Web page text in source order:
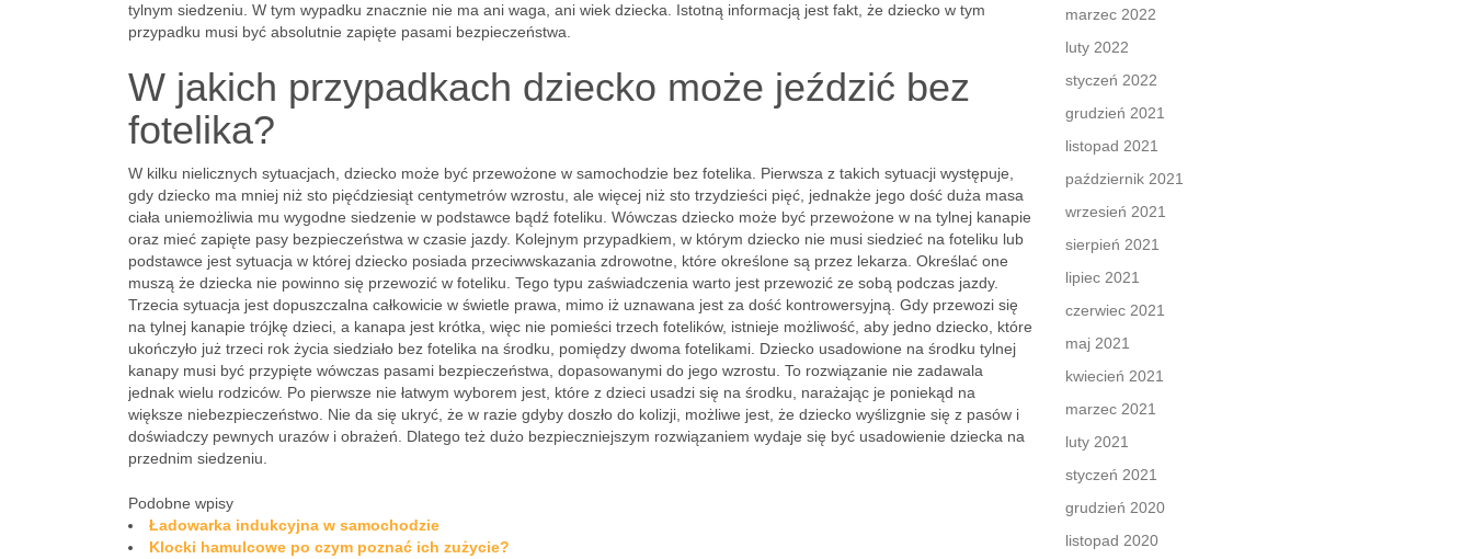
tylnym siedzeniu. W tym wypadku znacznie nie ma ani waga, ani wiek dziecka. Istotną informacją jest fakt, że dziecko w tym
przypadku musi być absolutnie zapięte pasami bezpieczeństwa.
W jakich przypadkach dziecko może jeździć bez
fotelika?
W kilku nielicznych sytuacjach, dziecko może być przewożone w samochodzie bez fotelika. Pierwsza z takich sytuacji występuje,
gdy dziecko ma mniej niż sto pięćdziesiąt centymetrów wzrostu, ale więcej niż sto trzydzieści pięć, jednakże jego dość duża masa
ciała uniemożliwia mu wygodne siedzenie w podstawce bądź foteliku. Wówczas dziecko może być przewożone w na tylnej kanapie
oraz mieć zapięte pasy bezpieczeństwa w czasie jazdy. Kolejnym przypadkiem, w którym dziecko nie musi siedzieć na foteliku lub
podstawce jest sytuacja w której dziecko posiada przeciwwskazania zdrowotne, które określone są przez lekarza. Określać one
muszą że dziecka nie powinno się przewozić w foteliku. Tego typu zaświadczenia warto jest przewozić ze sobą podczas jazdy.
Trzecia sytuacja jest dopuszczalna całkowicie w świetle prawa, mimo iż uznawana jest za dość kontrowersyjną. Gdy przewozi się
na tylnej kanapie trójkę dzieci, a kanapa jest krótka, więc nie pomieści trzech fotelików, istnieje możliwość, aby jedno dziecko, które
ukończyło już trzeci rok życia siedziało bez fotelika na środku, pomiędzy dwoma fotelikami. Dziecko usadowione na środku tylnej
kanapy musi być przypięte wówczas pasami bezpieczeństwa, dopasowanymi do jego wzrostu. To rozwiązanie nie zadawala
jednak wielu rodziców. Po pierwsze nie łatwym wyborem jest, które z dzieci usadzi się na środku, narażając je poniekąd na
większe niebezpieczeństwo. Nie da się ukryć, że w razie gdyby doszło do kolizji, możliwe jest, że dziecko wyślizgnie się z pasów i
doświadczy pewnych urazów i obrażeń. Dlatego też dużo bezpieczniejszym rozwiązaniem wydaje się być usadowienie dziecka na
przednim siedzeniu.
Podobne wpisy
Ładowarka indukcyjna w samochodzie
Klocki hamulcowe po czym poznać ich zużycie?
marzec 2022
luty 2022
styczeń 2022
grudzień 2021
listopad 2021
październik 2021
wrzesień 2021
sierpień 2021
lipiec 2021
czerwiec 2021
maj 2021
kwiecień 2021
marzec 2021
luty 2021
styczeń 2021
grudzień 2020
listopad 2020